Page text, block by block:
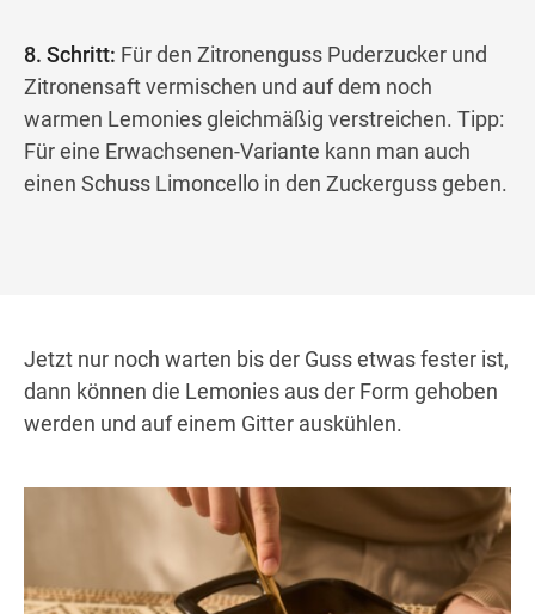
8. Schritt: Für den Zitronenguss Puderzucker und
Zitronensaft vermischen und auf dem noch
warmen Lemonies gleichmäßig verstreichen. Tipp:
Für eine Erwachsenen-Variante kann man auch
einen Schuss Limoncello in den Zuckerguss geben.
Jetzt nur noch warten bis der Guss etwas fester ist,
dann können die Lemonies aus der Form gehoben
werden und auf einem Gitter auskühlen.